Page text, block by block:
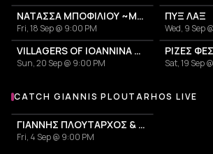
ΝΑΤΑΣΣΑ ΜΠΟΦΙΛΙΟΥ ~ΜΕΤΡΗΜΑ~
Fri, 18 Sep @ 9:00 PM
ΠΥΞ ΛΑΞ
Wed, 9 Sep
VILLAGERS OF IOANNINA CITY - VENCEREMOS 2026
Sun, 20 Sep @ 9:00 PM
ΡΙΖΕΣ
Sat, 19 Sep
More events with Giannis Ploutarhos
CATCH GIANNIS PLOUTARHOS LIVE
ΓΙΑΝΝΗΣ ΠΛΟΥΤΑΡΧΟΣ & ΚΑΤΕΡΙΝΑ
Fri, 4 Sep @ 9:00 PM